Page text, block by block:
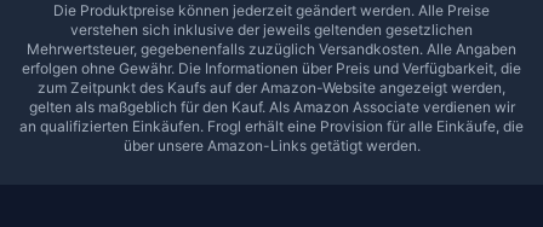
Die Produktpreise können jederzeit geändert werden. Alle Preise
verstehen sich inklusive der jeweils geltenden gesetzlichen
Mehrwertsteuer, gegebenenfalls zuzüglich Versandkosten. Alle Angaben
erfolgen ohne Gewähr. Die Informationen über Preis und Verfügbarkeit, die
zum Zeitpunkt des Kaufs auf der Amazon-Website angezeigt werden,
gelten als maßgeblich für den Kauf. Als Amazon Associate verdienen wir
an qualifizierten Einkäufen. Frogl erhält eine Provision für alle Einkäufe, die
über unsere Amazon-Links getätigt werden.